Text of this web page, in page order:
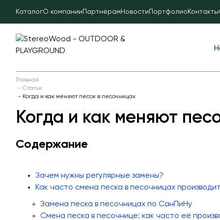
КаталогО компании Партнёрам Новости Портфолио Контакты
Главная
Статьи
Когда и как меняют песок в песочницах
Когда и как меняют
Содержание
Зачем нужны регулярные замены?
Как часто смена песка в песочницах
Замена песка в песочницах по СанПиНу
Смена песка в песочнице: как часто её